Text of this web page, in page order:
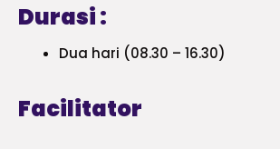
Durasi :
Dua hari (08.30 – 16.30)
Facilitator